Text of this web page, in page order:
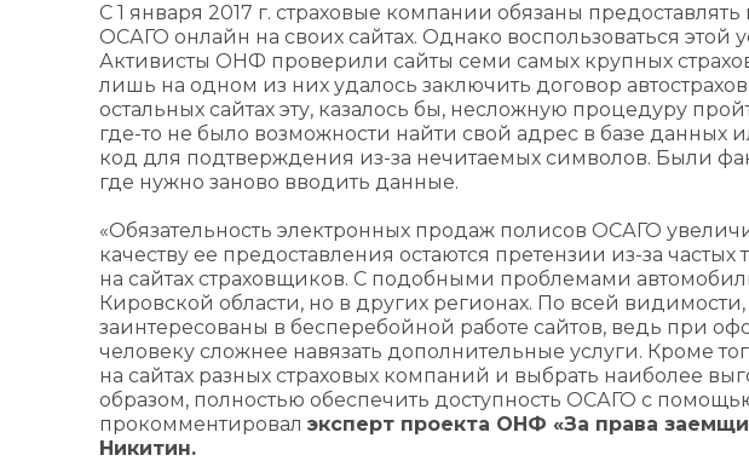
С 1 января 2017 г. страховые компании обязаны
ОСАГО онлайн на своих сайтах. Однако воспользоваться этой
Активисты ОНФ проверили сайты семи самых крупных
лишь на одном из них удалось заключить договор
остальных сайтах эту, казалось бы, несложную процедуру
где-то не было возможности найти свой адрес в базе данных
код для подтверждения из-за нечитаемых символов. Были
где нужно заново вводить данные.
«Обязательность электронных продаж полисов ОСАГО
качеству ее предоставления остаются претензии из-за
на сайтах страховщиков. С подобными проблемами
Кировской области, но в других регионах. По всей
заинтересованы в бесперебойной работе сайтов, ведь при
человеку сложнее навязать дополнительные услуги. Кроме
на сайтах разных страховых компаний и выбрать наиболее
образом, полностью обеспечить доступность ОСАГО с
прокомментировал эксперт проекта ОНФ «За права
Никитин.